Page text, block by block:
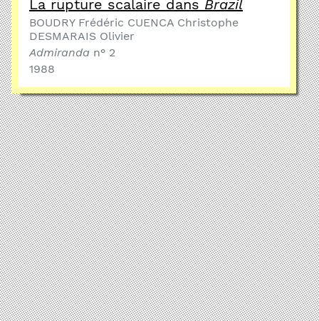
La rupture scalaire dans Brazil
BOUDRY Frédéric CUENCA Christophe
DESMARAIS Olivier
Admiranda n° 2
1988